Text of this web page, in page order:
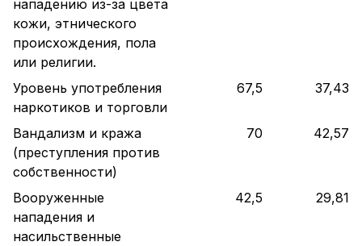
нападению из-за цвета
кожи, этнического
происхождения, пола
или религии.
Уровень употребления
наркотиков и торговли
67,5 37,43
Вандализм и кража
(преступления против
собственности)
70 42,57
Вооруженные
нападения и
насильственные
42,5 29,81